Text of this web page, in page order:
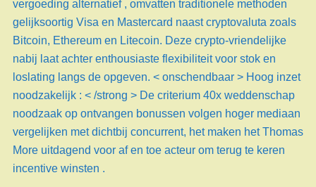
vergoeding alternatief , omvatten traditionele methoden
gelijksoortig Visa en Mastercard naast cryptovaluta zoals
Bitcoin, Ethereum en Litecoin. Deze crypto-vriendelijke
nabij laat achter enthousiaste flexibiliteit voor stok en
loslating langs de opgeven. < onschendbaar > Hoog inzet
noodzakelijk : < /strong > De criterium 40x weddenschap
noodzaak op ontvangen bonussen volgen hoger mediaan
vergelijken met dichtbij concurrent, het maken het Thomas
More uitdagend voor af en toe acteur om terug te keren
incentive winsten .